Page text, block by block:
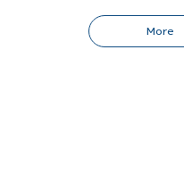
More